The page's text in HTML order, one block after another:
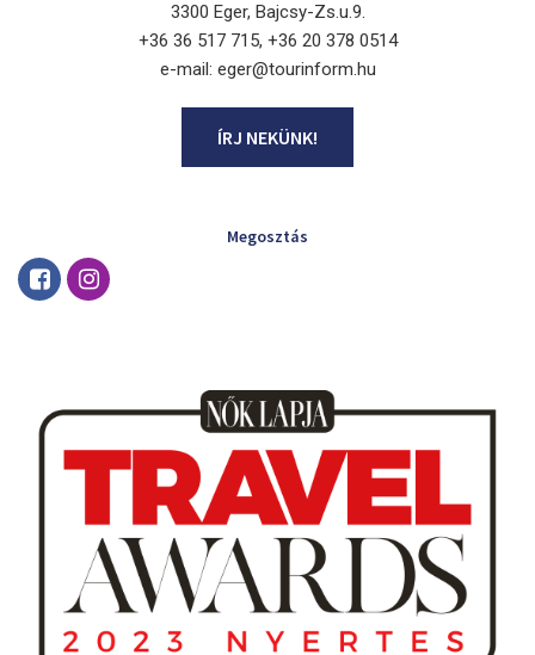
3300 Eger, Bajcsy-Zs.u.9.
+36 36 517 715, +36 20 378 0514
e-mail: eger@tourinform.hu
ÍRJ NEKÜNK!
Megosztás